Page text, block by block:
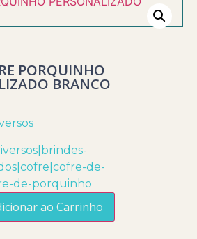
PORQUINHO
BRANCO
de-
de-porquinho
ao Carrinho